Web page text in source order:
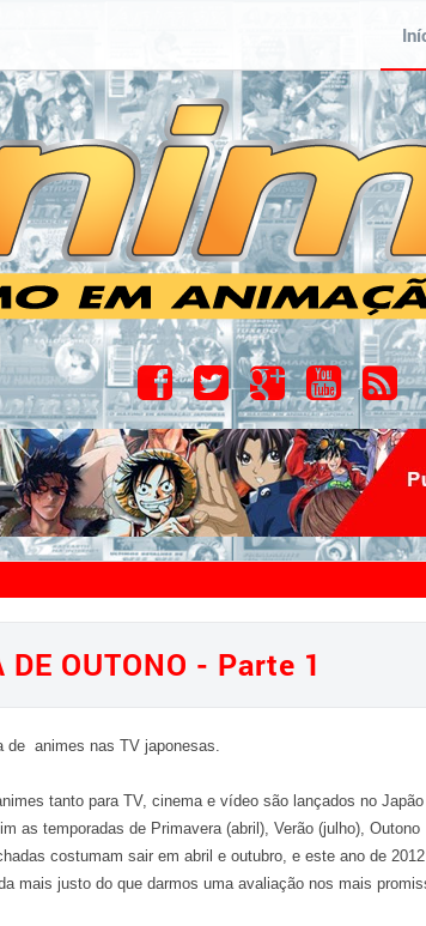
DE OUTONO - Parte 1
de animes nas TV japonesas.
tanto para TV, cinema e vídeo são lançados no
as temporadas de Primavera (abril), Verão (julho), Outono
costumam sair em abril e outubro, e este ano de
mais justo do que darmos uma avaliação nos mais